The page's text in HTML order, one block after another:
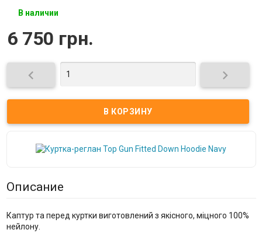
В наличии
6 750 грн.
 
Описание
Каптур та перед куртки виготовлений з якісного, міцного 100%
нейлону.